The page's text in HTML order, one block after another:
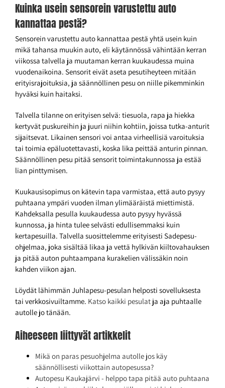
Kuinka usein sensorein varustettu auto
kannattaa pestä?
Sensorein varustettu auto kannattaa pestä yhtä usein kuin
mikä tahansa muukin auto, eli käytännössä vähintään kerran
viikossa talvella ja muutaman kerran kuukaudessa muina
vuodenaikoina. Sensorit eivät aseta pesutiheyteen mitään
erityisrajoituksia, ja säännöllinen pesu on niille pikemminkin
hyväksi kuin haitaksi.
Talvella tilanne on erityisen selvä: tiesuola, rapa ja hiekka
kertyvät puskureihin ja juuri niihin kohtiin, joissa tutka-anturit
sijaitsevat. Likainen sensori voi antaa virheellisiä varoituksia
tai toimia epäluotettavasti, koska lika peittää anturin pinnan.
Säännöllinen pesu pitää sensorit toimintakunnossa ja estää
lian pinttymisen.
Kuukausisopimus on kätevin tapa varmistaa, että auto pysyy
puhtaana ympäri vuoden ilman ylimääräistä miettimistä.
Kahdeksalla pesulla kuukaudessa auto pysyy hyvässä
kunnossa, ja hinta tulee selvästi edullisemmaksi kuin
kertapesuilla. Talvella suosittelemme erityisesti Sadepesu-
ohjelmaa, joka sisältää likaa ja vettä hylkivän kiiltovahauksen
ja pitää auton puhtaampana kurakelien välissäkin noin
kahden viikon ajan.
Löydät lähimmän Juhlapesu-pesulan helposti sovelluksesta
tai verkkosivuiltamme. Katso kaikki pesulat ja aja puhtaalle
autolle jo tänään.
Aiheeseen liittyvät artikkelit
Mikä on paras pesuohjelma autolle jos käy
säännöllisesti viikottain autopesussa?
Autopesu Kaukajärvi - helppo tapa pitää auto puhtaana